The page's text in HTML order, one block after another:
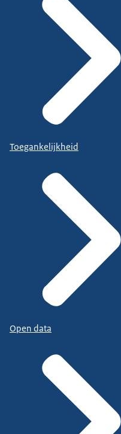
Toegankelijkheid
Open data